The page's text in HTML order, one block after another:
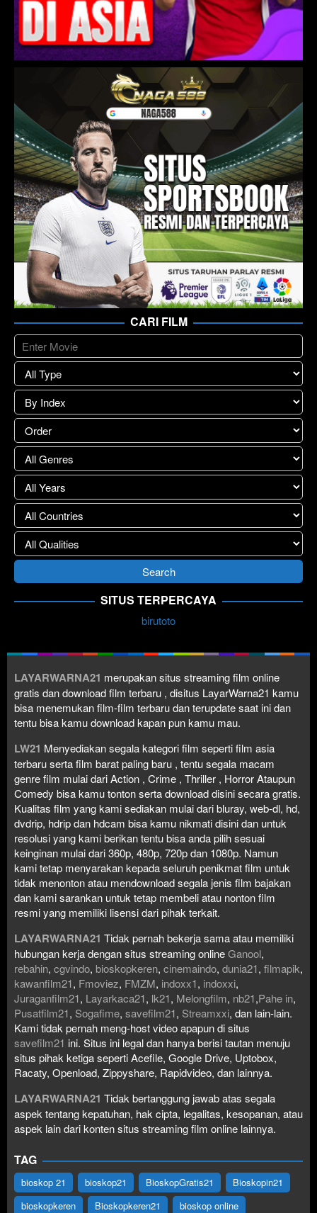
CARI FILM
SITUS TERPERCAYA
birutoto
LAYARWARNA21 merupakan situs streaming film online
gratis dan download film terbaru , disitus LayarWarna21 kamu
bisa menemukan film-film terbaru dan terupdate saat ini dan
tentu bisa kamu download kapan pun kamu mau.
LW21 Menyediakan segala kategori film seperti film asia
terbaru serta film barat paling baru , tentu segala macam
genre film mulai dari Action , Crime , Thriller , Horror Ataupun
Comedy bisa kamu tonton serta download disini secara gratis.
Kualitas film yang kami sediakan mulai dari bluray, web-dl, hd,
dvdrip, hdrip dan hdcam bisa kamu nikmati disini dan untuk
resolusi yang kami berikan tentu bisa anda pilih sesuai
keinginan mulai dari 360p, 480p, 720p dan 1080p. Namun
kami tetap menyarakan kepada seluruh penikmat film untuk
tidak menonton atau mendownload segala jenis film bajakan
dan kami sarankan untuk tetap membeli atau nonton film
resmi yang memiliki lisensi dari pihak terkait.
LAYARWARNA21 Tidak pernah bekerja sama atau memiliki
hubungan kerja dengan situs streaming onlineGanool,
rebahin, cgvindo, bioskopkeren, cinemaindo, dunia21, filmapik,
kawanfilm21, Fmoviez, FMZM, indoxx1, indoxxi,
Juraganfilm21, Layarkaca21, lk21, Melongfilm, nb21,Pahe in,
Pusatfilm21, Sogafime, savefilm21, Streamxxi, dan lain-lain.
Kami tidak pernah meng-host video apapun di situs
savefilm21 ini. Situs ini legal dan hanya berisi tautan menuju
situs pihak ketiga seperti Acefile, Google Drive, Uptobox,
Racaty, Openload, Zippyshare, Rapidvideo, dan lainnya.
LAYARWARNA21 Tidak bertanggung jawab atas segala
aspek tentang kepatuhan, hak cipta, legalitas, kesopanan, atau
aspek lain dari konten situs streaming film online lainnya.
TAG
bioskop 21 bioskop21 BioskopGratis21
Bioskopin21
bioskopkeren
Bioskopkeren21 bioskop online